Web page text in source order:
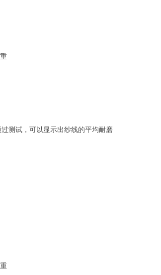
测试，可以显示出纱线的平均耐磨